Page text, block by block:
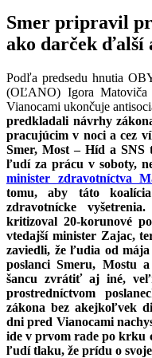
Smer pripravil
ako darček ďalší
Podľa predsedu hnutia
(OĽANO) Igora
Vianocami ukončuje
predkladali návrhy
pracujúcim v noci a cez
Smer, Most – Híd a
ľudí za prácu v soboty,
minister zdravotníctva
tomu, aby táto
zdravotnícke
kritizoval 20-korunové
vtedajší minister Zajac,
zaviedli, že ľudia od
poslanci Smeru, Mostu
šancu zvrátiť aj iné,
prostredníctvom
zákona bez akejkoľvek
dni pred Vianocami
ide v prvom rade po krku
ľudí tlaku, že prídu o svoje